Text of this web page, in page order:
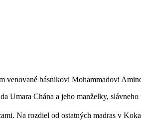
venované básnikovi Mohammadovi
Umara Chána a jeho manželky,
Na rozdiel od ostatných madras v